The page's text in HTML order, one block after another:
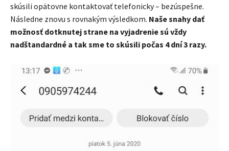
skúsili opätovne kontaktovať telefonicky – bezúspešne.
Následne znovu s rovnakým výsledkom. Naše snahy dať
možnosť dotknutej strane na vyjadrenie sú vždy
nadštandardné a tak sme to skúsili počas 4 dní 3 razy.